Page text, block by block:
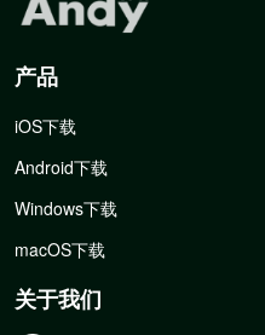
产品
iOS下载
Android下载
Windows下载
macOS下载
关于我们